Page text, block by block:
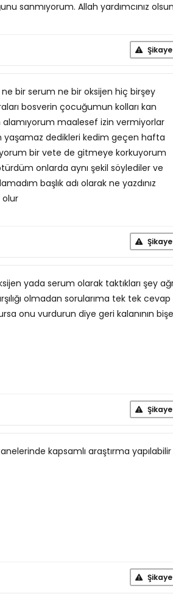
sanmıyorum. Allah yardımcınız olsun
bir serum ne bir oksijen hiç birşey
bosverin çocuğumun kolları kan
alamıyorum maalesef izin vermiyorlar
dedikleri kedim geçen hafta
bir vete de gitmeye korkuyorum
onlarda aynı şekil söylediler ve
başlık adı olarak ne yazdınız
olur
yada serum olarak taktıkları şey
olmadan sorularıma tek tek cevap
onu vurdurun diye geri kalanının
kapsamlı araştırma